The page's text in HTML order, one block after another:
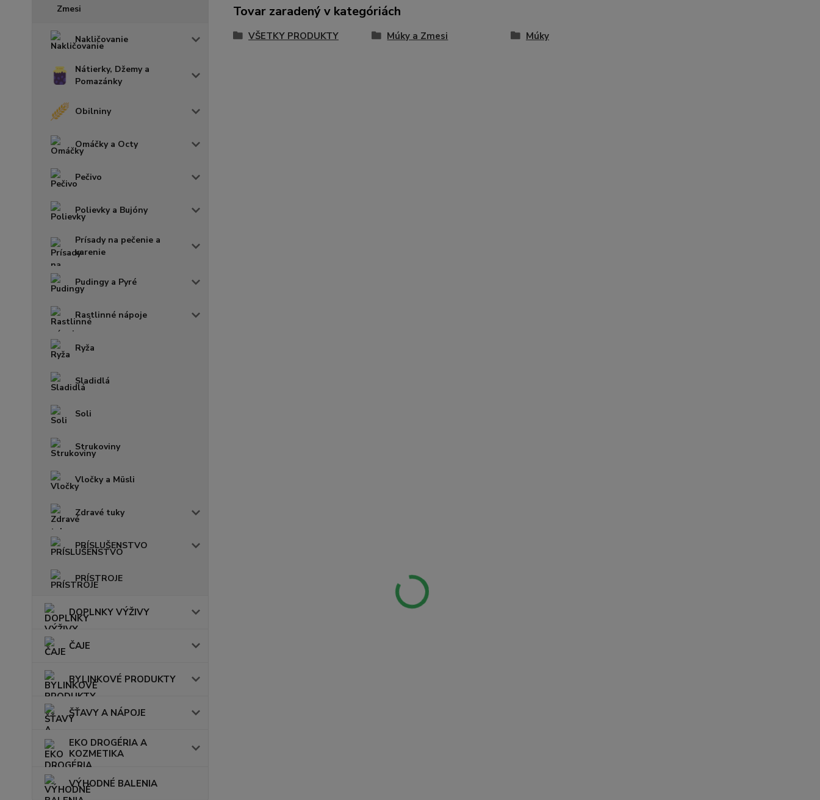
Zmesi
Nakličovanie
Nátierky, Džemy a
Pomazánky
Obilniny
Omáčky a Octy
Pečivo
Polievky a Bujóny
Prísady na pečenie a
varenie
Pudingy a Pyré
Rastlinné nápoje
Ryža
Sladidlá
Soli
Strukoviny
Vločky a Müsli
Zdravé tuky
PRÍSLUŠENSTVO
PRÍSTROJE
DOPLNKY VÝŽIVY
ČAJE
BYLINKOVÉ PRODUKTY
ŠŤAVY A NÁPOJE
EKO DROGÉRIA A
KOZMETIKA
VÝHODNÉ BALENIA
Tovar zaradený v kategóriách
VŠETKY PRODUKTY Múky a Zmesi Múky